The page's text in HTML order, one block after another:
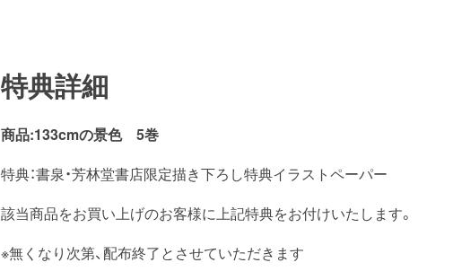
特典詳細
商品:133cmの景色 5巻
特典：書泉・芳林堂書店限定描き下ろし特典イラストペーパー
該当商品をお買い上げのお客様に上記特典をお付けいたします。
※無くなり次第、配布終了とさせていただきます